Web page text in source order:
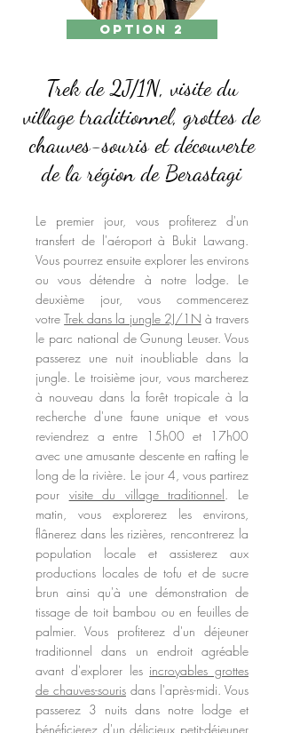
option 2
Trek de 2J/1N, visite du
village traditionnel, grottes de
chauves-souris et découverte
de la région de Berastagi
Le premier jour, vous profiterez d'un
transfert de l'aéroport à Bukit Lawang.
Vous pourrez ensuite explorer les environs
ou vous détendre à notre lodge. Le
deuxième jour, vous commencerez
votreTrek dans la jungle 2J/1N à travers
le parc national de Gunung Leuser. Vous
passerez une nuit inoubliable dans la
jungle. Le troisième jour, vous marcherez
à nouveau dans la forêt tropicale à la
recherche d'une faune unique et vous
reviendrez a entre 15h00 et 17h00
avec une amusante descente en rafting le
long de la rivière. Le jour 4, vous partirez
pour visite du village traditionnel. Le
matin, vous explorerez les environs,
flânerez dans les rizières, rencontrerez la
population locale et assisterez aux
productions locales de tofu et de sucre
brun ainsi qu'à une démonstration de
tissage de toit bambou ou en feuilles de
palmier. Vous profiterez d'un déjeuner
traditionnel dans un endroit agréable
avant d'explorer les incroyables grottes
de chauves-souris dans l'après-midi. Vous
passerez 3 nuits dans notre lodge et
bénéficierez d'un délicieux petit-déjeuner